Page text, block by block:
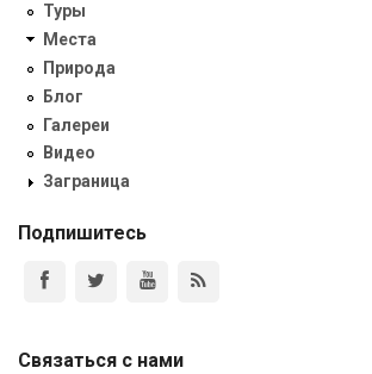
Туры
Места
Природа
Блог
Галереи
Видео
Заграница
Подпишитесь
Связаться с нами